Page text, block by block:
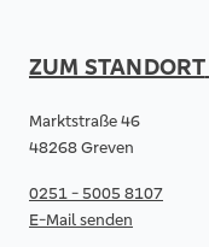
ZUM STANDORT
Marktstraße 46
48268 Greven
0251 - 5005 8107
E-Mail senden